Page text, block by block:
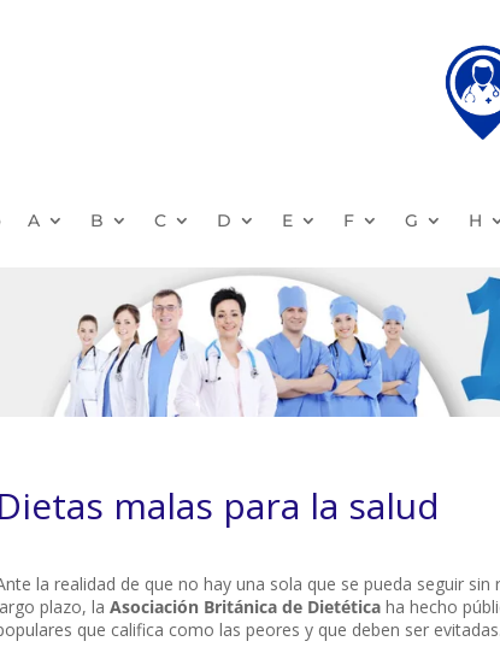
A B C D E F G H
Dietas malas para la salud
la realidad de que no hay una sola que se pueda seguir
plazo, la Asociación Británica de Dietética ha hecho
que califica como las peores y que deben ser evitadas.